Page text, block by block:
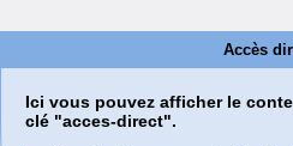
Accès
Ici vous pouvez afficher le
clé "acces-direct".